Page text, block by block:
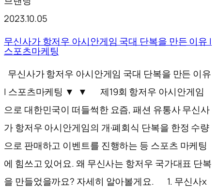
2023.10.05
무신사가 항저우 아시안게임 국대 단복을 만든 이유 |
스포츠마케팅
무신사가 항저우 아시안게임 국대 단복을 만든 이유
| 스포츠마케팅 ▼ ▼ 제19회 항저우 아시안게임
으로 대한민국이 떠들썩한 요즘, 패션 유통사 무신사
가 항저우 아시안게임의 개·폐회식 단복을 한정 수량
으로 판매하고 이벤트를 진행하는 등 스포츠 마케팅
에 힘쓰고 있어요. 왜 무신사는 항저우 국가대표 단복
을 만들었을까요? 자세히 알아볼게요. 1. 무신사x